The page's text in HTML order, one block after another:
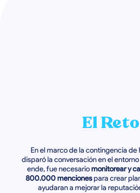
El Reto
En el marco de la contingencia de
disparó la conversación en el
ende, fue necesariomonitorear y
800.000 mencionespara crear
ayudaran a mejorar la